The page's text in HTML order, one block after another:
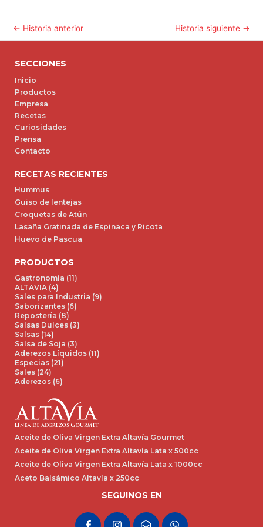
← Historia anterior Historia siguiente →
SECCIONES
Inicio
Productos
Empresa
Recetas
Curiosidades
Prensa
Contacto
RECETAS RECIENTES
Hummus
Guiso de lentejas
Croquetas de Atún
Lasaña Gratinada de Espinaca y Ricota
Huevo de Pascua
PRODUCTOS
Gastronomía (11)
ALTAVIA (4)
Sales para Industria (9)
Saborizantes (6)
Repostería (8)
Salsas Dulces (3)
Salsas (14)
Salsa de Soja (3)
Aderezos Líquidos (11)
Especias (21)
Sales (24)
Aderezos (6)
Aceite de Oliva Virgen Extra Altavía Gourmet
Aceite de Oliva Virgen Extra Altavía Lata x 500cc
Aceite de Oliva Virgen Extra Altavía Lata x 1000cc
Aceto Balsámico Altavía x 250cc
SEGUINOS EN
F
I
E
W